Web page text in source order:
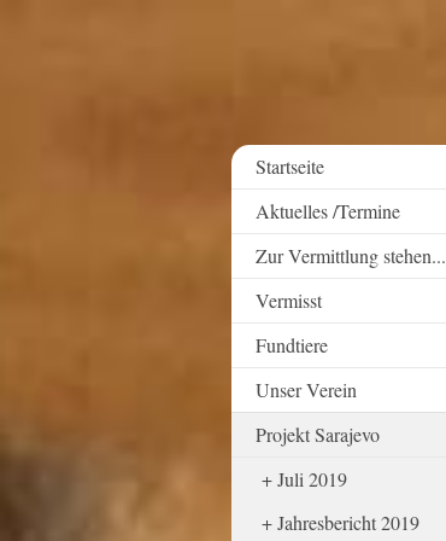
Startseite
Aktuelles /Termine
Zur Vermittlung stehen...
Vermisst
Fundtiere
Unser Verein
Projekt Sarajevo
Juli 2019
Jahresbericht 2019